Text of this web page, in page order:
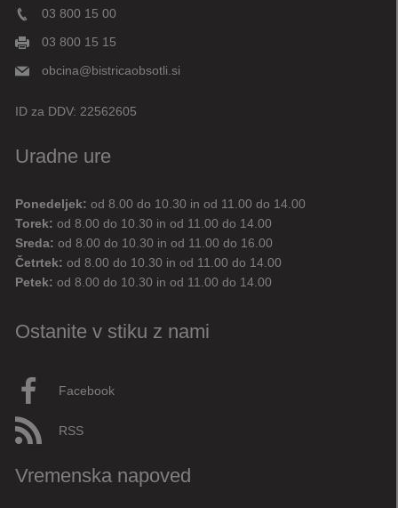
03 800 15 00
03 800 15 15
obcina@bistricaobsotli.si
ID za DDV: 22562605
Uradne ure
Ponedeljek: od 8.00 do 10.30 in od 11.00 do 14.00
Torek: od 8.00 do 10.30 in od 11.00 do 14.00
Sreda: od 8.00 do 10.30 in od 11.00 do 16.00
Četrtek: od 8.00 do 10.30 in od 11.00 do 14.00
Petek: od 8.00 do 10.30 in od 11.00 do 14.00
Ostanite v stiku z nami
Facebook
RSS
Vremenska napoved
Digitalni pomočnik
Aktualne novice Aktualne cestne zapore
Dovolilnice za parkiranje
Živjo! 👋 Napiši vprašanje ali klikni na eno od hitrih